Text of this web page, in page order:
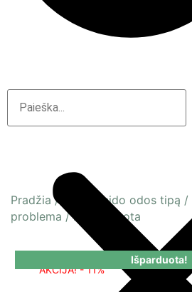
Pradžia/ Pagal veido odos tipą /
problema /Dehitratuota
AKCIJA! - 11%
Išparduota!